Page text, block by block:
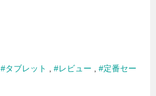
#タブレット #レビュー
#定番セー